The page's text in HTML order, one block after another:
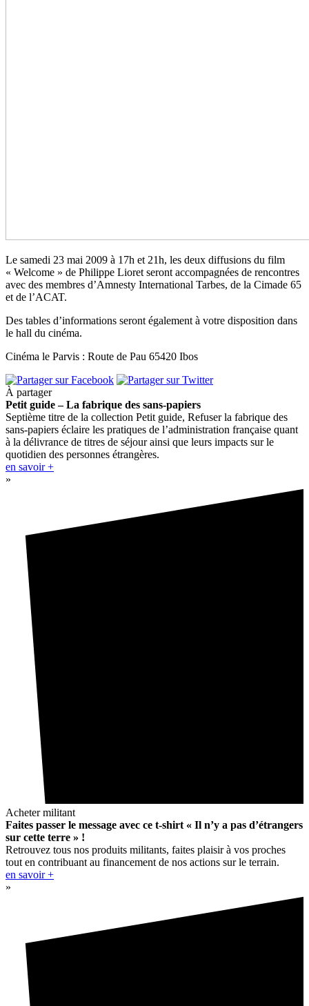
Le samedi 23 mai 2009 à 17h et 21h, les deux diffusions du film
« Welcome » de Philippe Lioret seront accompagnées de rencontres
avec des membres d’Amnesty International Tarbes, de la Cimade 65
et de l’ACAT.
Des tables d’informations seront également à votre disposition dans
le hall du cinéma.
Cinéma le Parvis : Route de Pau 65420 Ibos
À partager
Petit guide – La fabrique des sans-papiers
Septième titre de la collection Petit guide, Refuser la fabrique des
sans-papiers éclaire les pratiques de l’administration française quant
à la délivrance de titres de séjour ainsi que leurs impacts sur le
quotidien des personnes étrangères.
en savoir +
»
Acheter militant
Faites passer le message avec ce t-shirt « Il n’y a pas d’étrangers
sur cette terre » !
Retrouvez tous nos produits militants, faites plaisir à vos proches
tout en contribuant au financement de nos actions sur le terrain.
en savoir +
»